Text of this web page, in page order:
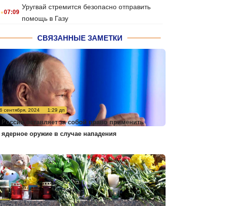
.07:09
Уругвай стремится безопасно отправить
помощь в Газу
СВЯЗАННЫЕ ЗАМЕТКИ
сентября, 2024 1:29 дп
Россия оставляет за собой право применить
ядерное оружие в случае нападения